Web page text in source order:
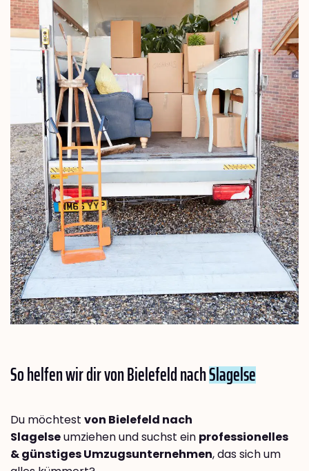
So helfen wir dir von Bielefeld nachSlagelse
Du möchtest von Bielefeld nach
Slagelseumziehen und suchst ein professionelles
& günstiges Umzugsunternehmen, das sich um